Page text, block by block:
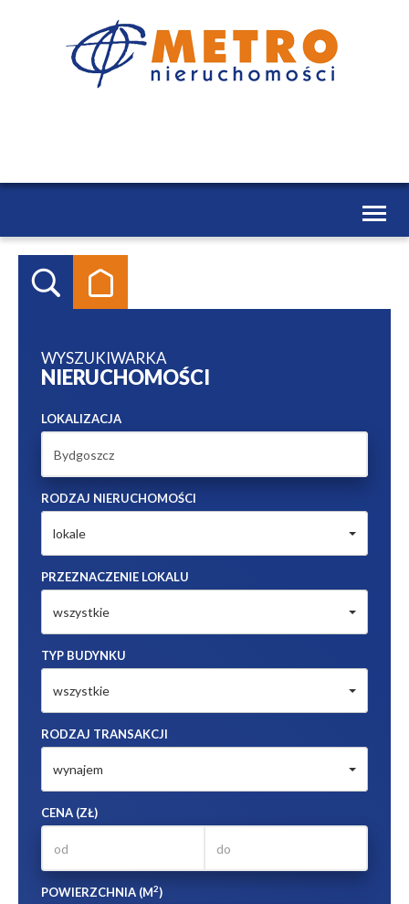
Toggle
WYSZUKIWARKA
NIERUCHOMOŚCI
LOKALIZACJA
RODZAJ NIERUCHOMOŚCI
lokale
PRZEZNACZENIE LOKALU
wszystkie
TYP BUDYNKU
wszystkie
RODZAJ TRANSAKCJI
wynajem
CENA (ZŁ)
POWIERZCHNIA (M2)